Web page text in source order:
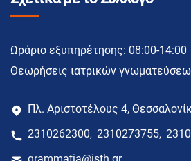
Ωράριο εξυπηρέτησης: 08:00-14:00
Θεωρήσεις ιατρικών
Πλ. Αριστοτέλους 4,
2310262300, 2310273755,